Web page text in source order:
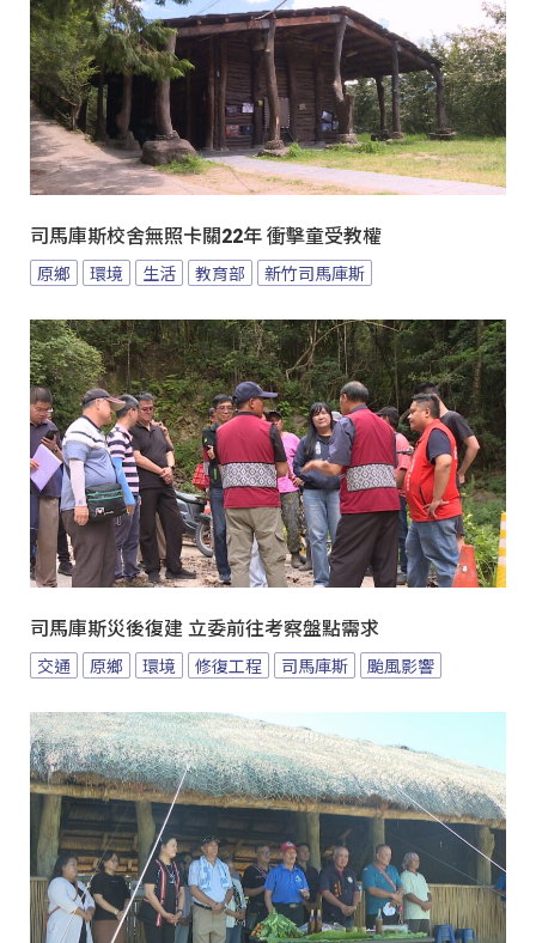
司馬庫斯校舍無照卡關22年 衝擊童受教權
原鄉 環境 生活 教育部 新竹司馬庫斯
司馬庫斯災後復建 立委前往考察盤點需求
交通 原鄉 環境 修復工程 司馬庫斯 颱風影響